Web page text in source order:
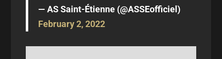
— AS Saint-Étienne (@ASSEofficiel)
February 2, 2022